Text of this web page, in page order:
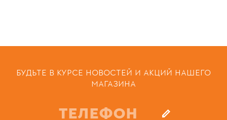
БУДЬТЕ В КУРСЕ НОВОСТЕЙ И АКЦИЙ НАШЕГО
МАГАЗИНА